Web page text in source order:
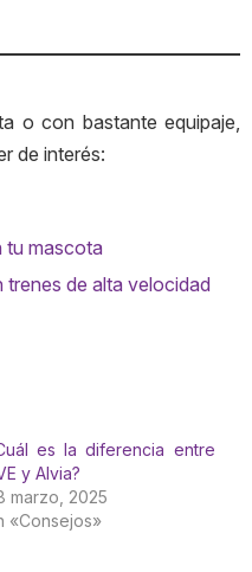
o con bastante equipaje,
de interés:
tu mascota
trenes de alta velocidad
es la diferencia entre
y Alvia?
marzo, 2025
«Consejos»